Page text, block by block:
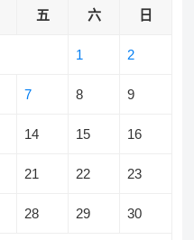
五 六 日
1 2
7 8 9
14 15 16
21 22 23
28 29 30